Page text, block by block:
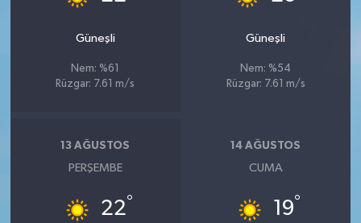
Güneşli
Nem: %61
Rüzgar: 7.61 m/s
Güneşli
Nem: %54
Rüzgar: 7.61 m/s
13 AĞUSTOS
PERŞEMBE
22°
14 AĞUSTOS
CUMA
19°